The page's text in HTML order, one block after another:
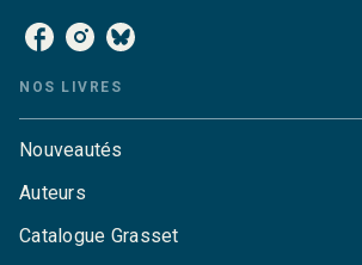
NOS LIVRES
Nouveautés
Auteurs
Catalogue Grasset